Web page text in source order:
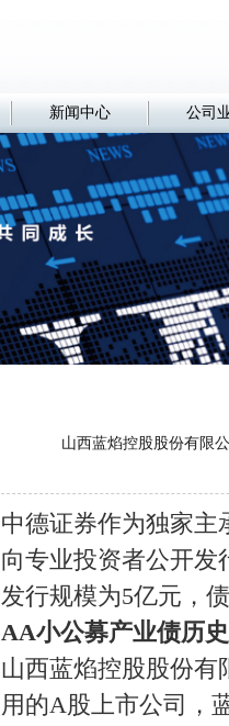
新闻中心 公司
山西蓝焰控股股份有限
中德证券作为独家主
向专业投资者公开发
发行规模为5亿元，
AA小公募产业债历
山西蓝焰控股股份有
用的A股上市公司，